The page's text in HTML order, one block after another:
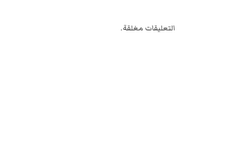
التعليقات مغلقة.